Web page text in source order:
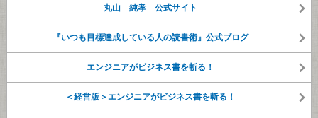
丸山 純孝 公式サイト
『いつも目標達成している人の読書術』公式ブログ
エンジニアがビジネス書を斬る！
＜経営版＞エンジニアがビジネス書を斬る！